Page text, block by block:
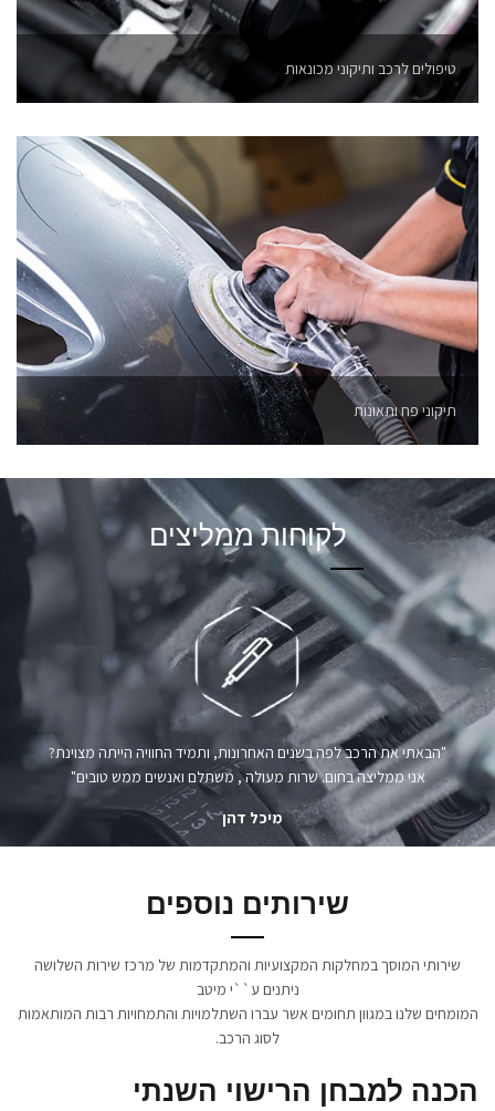
טיפולים לרכב ותיקוני מכונאות
תיקוני פח ותאונות
לקוחות ממליצים
"הבאתי את הרכב לפה בשנים האחרונות, ותמיד החוויה הייתה מצוינת?
אני ממליצה בחום. שרות מעולה , משתלם ואנשים ממש טובים"
מיכל דהן
שירותים נוספים
שירותי המוסך במחלקות המקצועיות והמתקדמות של מרכז שירות השלושה
ניתנים ע``י מיטב
המומחים שלנו במגוון תחומים אשר עברו השתלמויות והתמחויות רבות המותאמות
לסוג הרכב.
הכנה למבחן הרישוי השנתי